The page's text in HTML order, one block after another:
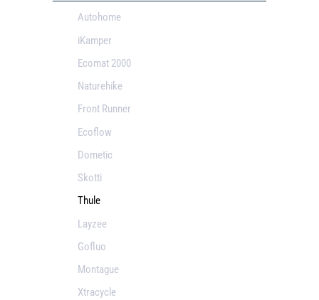
Autohome
iKamper
Ecomat 2000
Naturehike
Front Runner
Ecoflow
Dometic
Skotti
Thule
Layzee
Gofluo
Montague
Xtracycle